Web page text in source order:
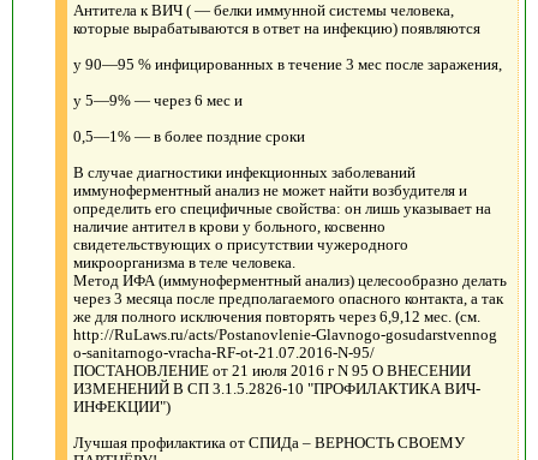
Антитела к ВИЧ ( — белки иммунной системы человека,
которые вырабатываются в ответ на инфекцию) появляются
у 90—95 % инфицированных в течение 3 мес после заражения,
у 5—9% — через 6 мес и
0,5—1% — в более поздние сроки
В случае диагностики инфекционных заболеваний
иммуноферментный анализ не может найти возбудителя и
определить его специфичные свойства: он лишь указывает на
наличие антител в крови у больного, косвенно
свидетельствующих о присутствии чужеродного
микроорганизма в теле человека.
Метод ИФА (иммуноферментный анализ) целесообразно делать
через 3 месяца после предполагаемого опасного контакта, а так
же для полного исключения повторять через 6,9,12 мес. (см.
http://RuLaws.ru/acts/Postanovlenie-Glavnogo-gosudarstvennog
o-sanitarnogo-vracha-RF-ot-21.07.2016-N-95/
ПОСТАНОВЛЕНИЕ от 21 июля 2016 г N 95 О ВНЕСЕНИИ
ИЗМЕНЕНИЙ В СП 3.1.5.2826-10 "ПРОФИЛАКТИКА ВИЧ-
ИНФЕКЦИИ")
Лучшая профилактика от СПИДа – ВЕРНОСТЬ СВОЕМУ